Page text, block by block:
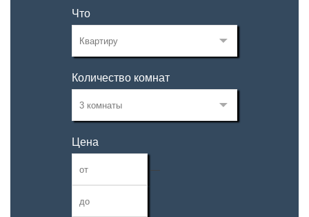
Что
Количество комнат
Цена
—